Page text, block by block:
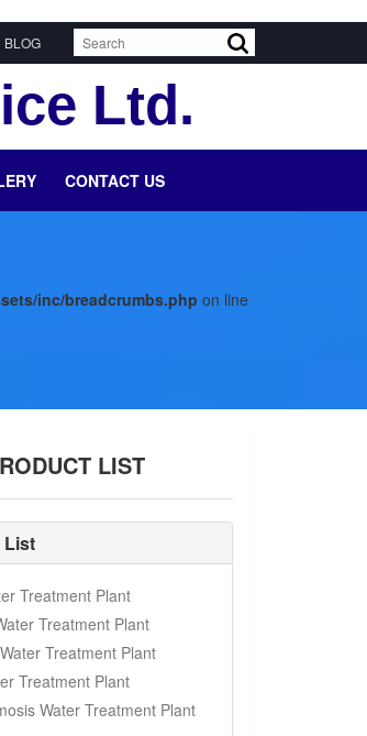
BLOG
Ltd.
CONTACT US
inc/breadcrumbs.php on line
LIST
List
Treatment Plant
Treatment Plant
Treatment Plant
Treatment Plant
Water Treatment Plant